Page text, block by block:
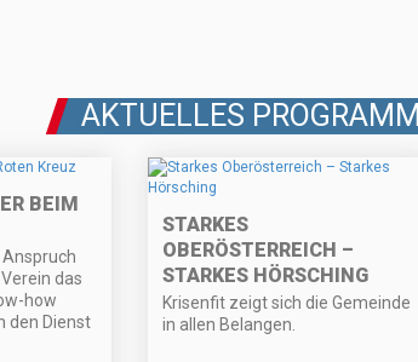
AKTUELLES PROGRAMM
BEIM
das
how
den Dienst
STARKES
OBERÖSTERREICH –
STARKES HÖRSCHING
Krisenfit zeigt sich die Gemeinde
in allen Belangen.